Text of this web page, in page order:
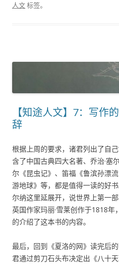
人文标签。
【知途人文】7：写作
辞
根据上周的要求，诸君列出了自
含了中国古典四大名著、乔治·塞
尔《昆虫记》、笛福《鲁滨孙漂
游地球》等，都是值得一读的好
尔纳这里延展开，说世界上第一
英国作家玛丽·雪莱创作于1818
的介绍了这本书的内容。
最后，回到《夏洛的网》读完后
君通过剪刀石头布决定出《八十